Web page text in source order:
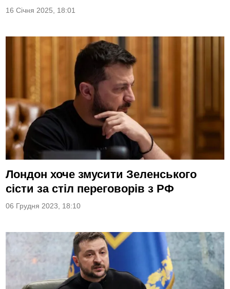
16 Січня 2025, 18:01
Лондон хоче змусити Зеленського
сісти за стіл переговорів з РФ
06 Грудня 2023, 18:10